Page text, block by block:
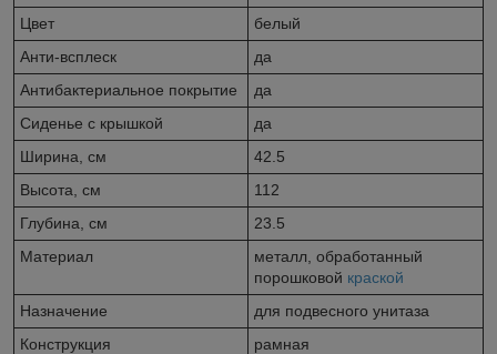
Цвет
белый
Анти-всплеск
да
Антибактериальное покрытие
да
Сиденье c крышкой
да
Ширина, см
42.5
Высота, см
112
Глубина, см
23.5
Материал
металл, обработанный
порошковой краской
Назначение
для подвесного унитаза
Конструкция
рамная